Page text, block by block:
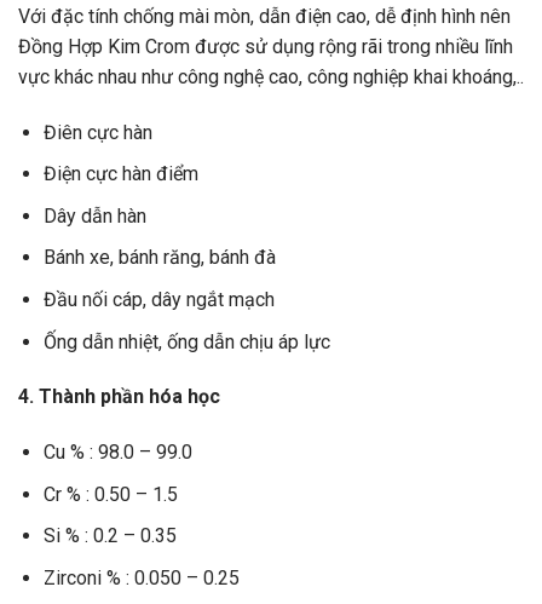
Với đặc tính chống mài mòn, dẫn điện cao, dễ định hình nên
Đồng Hợp Kim Crom được sử dụng rộng rãi trong nhiều lĩnh
vực khác nhau như công nghệ cao, công nghiệp khai khoáng,..
Điên cực hàn
Điện cực hàn điểm
Dây dẫn hàn
Bánh xe, bánh răng, bánh đà
Đầu nối cáp, dây ngắt mạch
Ống dẫn nhiệt, ống dẫn chịu áp lực
4. Thành phần hóa học
Cu % : 98.0 – 99.0
Cr % : 0.50 – 1.5
Si % : 0.2 – 0.35
Zirconi % : 0.050 – 0.25